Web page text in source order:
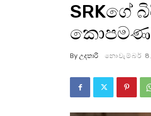
SRKගේ
By උදතාරි නොවැම්බර්